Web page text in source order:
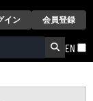
イン 会員登録
EN